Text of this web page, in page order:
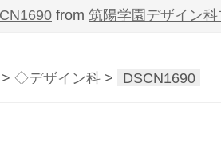
from 筑陽学園デザイン
> ◇デザイン科 > DSCN1690